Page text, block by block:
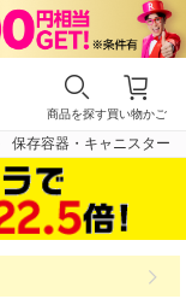
買い物かご
商品を探す
保存容器・キャニスター